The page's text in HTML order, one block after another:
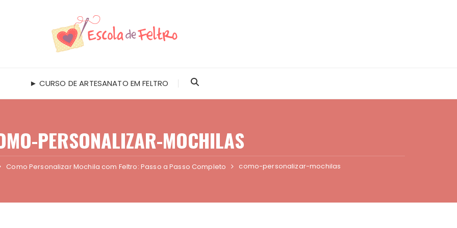
► CURSO DE ARTESANATO EM FELTRO
PERSONALIZAR-MOCHILAS
Como Personalizar Mochila com Feltro: Passo a Passo Completo como-personalizar-mochilas